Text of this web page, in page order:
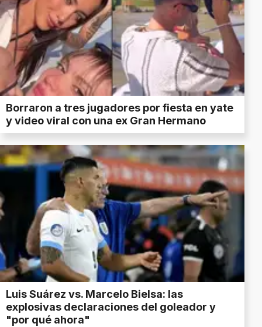
Borraron a tres jugadores por fiesta en yate
y video viral con una ex Gran Hermano
Luis Suárez vs. Marcelo Bielsa: las
explosivas declaraciones del goleador y
"por qué ahora"